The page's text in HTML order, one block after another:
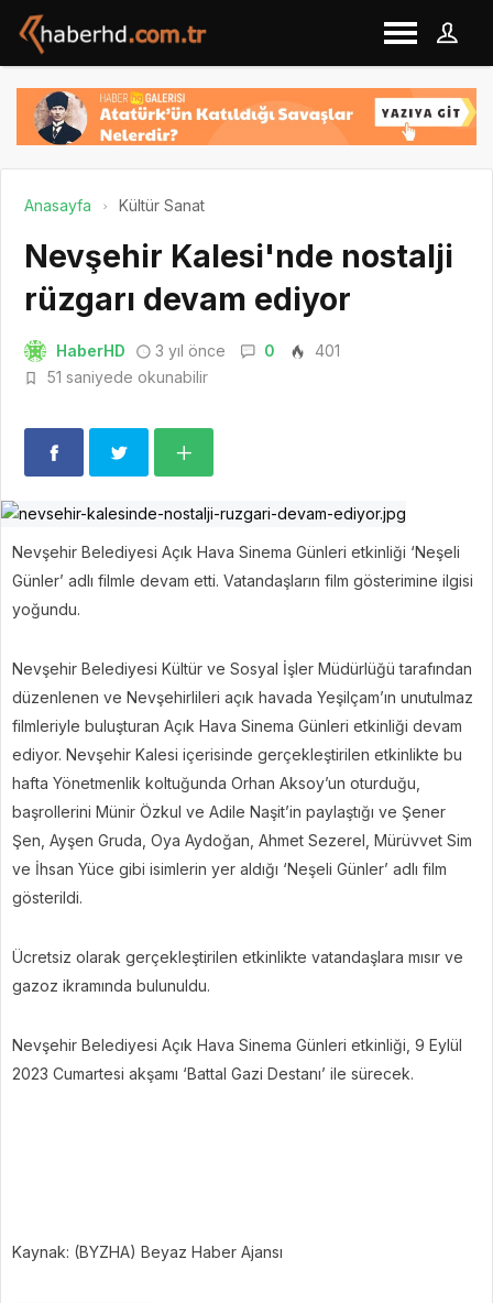
Anasayfa Kültür Sanat
Nevşehir Kalesi'nde nostalji
rüzgarı devam ediyor
HaberHD 3 yıl önce 0
401
51 saniyede okunabilir
Nevşehir Belediyesi Açık Hava Sinema Günleri etkinliği ‘Neşeli
Günler’ adlı filmle devam etti. Vatandaşların film gösterimine ilgisi
yoğundu.
Nevşehir Belediyesi Kültür ve Sosyal İşler Müdürlüğü tarafından
düzenlenen ve Nevşehirlileri açık havada Yeşilçam’ın unutulmaz
filmleriyle buluşturan Açık Hava Sinema Günleri etkinliği devam
ediyor. Nevşehir Kalesi içerisinde gerçekleştirilen etkinlikte bu
hafta Yönetmenlik koltuğunda Orhan Aksoy’un oturduğu,
başrollerini Münir Özkul ve Adile Naşit’in paylaştığı ve Şener
Şen, Ayşen Gruda, Oya Aydoğan, Ahmet Sezerel, Mürüvvet Sim
ve İhsan Yüce gibi isimlerin yer aldığı ‘Neşeli Günler’ adlı film
gösterildi.
Ücretsiz olarak gerçekleştirilen etkinlikte vatandaşlara mısır ve
gazoz ikramında bulunuldu.
Nevşehir Belediyesi Açık Hava Sinema Günleri etkinliği, 9 Eylül
2023 Cumartesi akşamı ‘Battal Gazi Destanı’ ile sürecek.
Kaynak: (BYZHA) Beyaz Haber Ajansı